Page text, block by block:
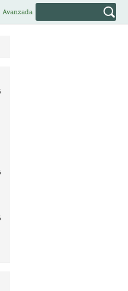
Avanzada